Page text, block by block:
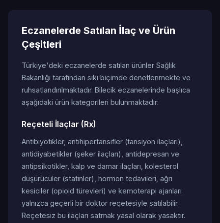
Eczanelerde Satılan İlaç ve Ürün
Çeşitleri
Türkiye'deki eczanelerde satılan ürünler Sağlık
Bakanlığı tarafından sıkı biçimde denetlenmekte ve
ruhsatlandırılmaktadır. Bilecik eczanelerinde başlıca
aşağıdaki ürün kategorileri bulunmaktadır:
Reçeteli İlaçlar (Rx)
Antibiyotikler, antihipertansifler (tansiyon ilaçları),
antidiyabetikler (şeker ilaçları), antidepresan ve
antipsikotikler, kalp ve damar ilaçları, kolesterol
düşürücüler (statinler), hormon tedavileri, ağrı
kesiciler (opioid türevleri) ve kemoterapi ajanları
yalnızca geçerli bir doktor reçetesiyle satılabilir.
Reçetesiz bu ilaçları satmak yasal olarak yasaktır.